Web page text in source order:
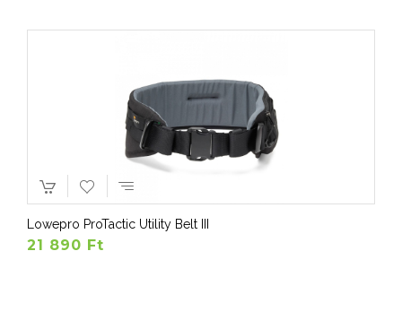
Lowepro ProTactic Utility Belt III
21 890 Ft